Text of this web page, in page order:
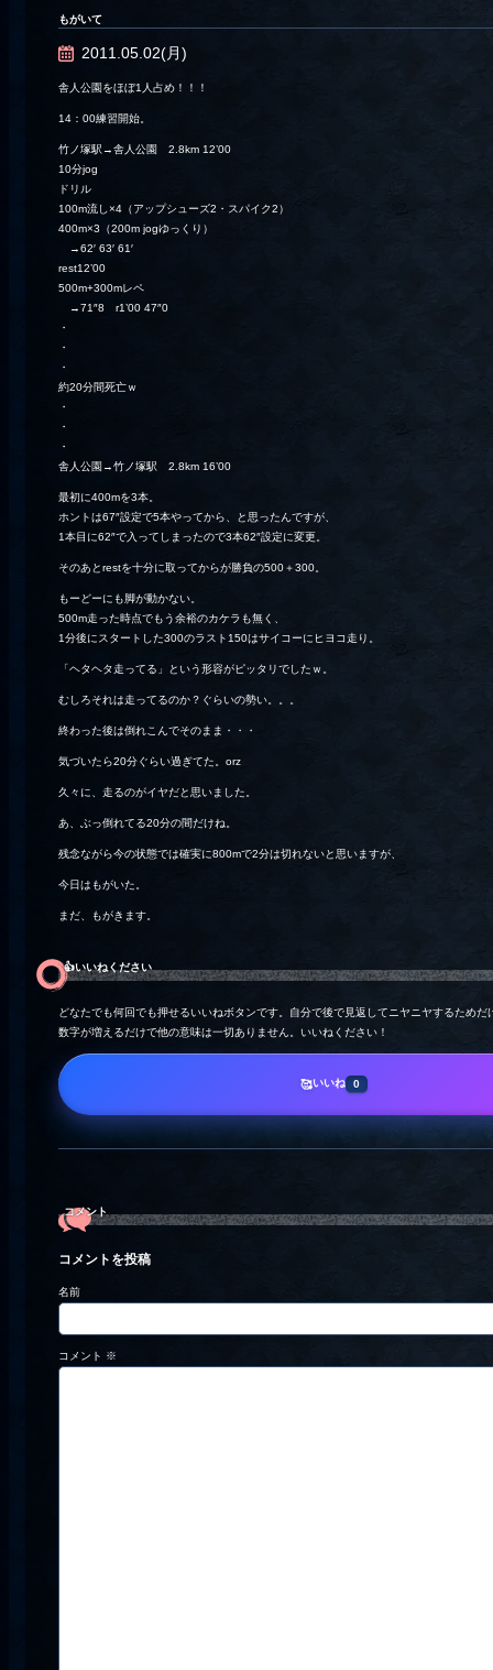
もがいて
2011.05.02(月)
舎人公園をほぼ1人占め！！！
14：00練習開始。
竹ノ塚駅→舎人公園 2.8km 12’00
10分jog
ドリル
100m流し×4（アップシューズ2・スパイク2）
400m×3（200m jogゆっくり）
→62′ 63′ 61′
rest12’00
500m+300mレペ
→71″8 r1’00 47″0
・
・
・
約20分間死亡ｗ
・
・
・
舎人公園→竹ノ塚駅 2.8km 16’00
最初に400mを3本。
ホントは67″設定で5本やってから、と思ったんですが、
1本目に62″で入ってしまったので3本62″設定に変更。
そのあとrestを十分に取ってからが勝負の500＋300。
もーどーにも脚が動かない。
500m走った時点でもう余裕のカケラも無く、
1分後にスタートした300のラスト150はサイコーにヒヨコ走り。
「ヘタヘタ走ってる」という形容がピッタリでしたｗ。
むしろそれは走ってるのか？ぐらいの勢い。。。
終わった後は倒れこんでそのまま・・・
気づいたら20分ぐらい過ぎてた。orz
久々に、走るのがイヤだと思いました。
あ、ぶっ倒れてる20分の間だけね。
残念ながら今の状態では確実に800mで2分は切れないと思いますが、
今日はもがいた。
まだ、もがきます。
👍️いいねください
どなたでも何回でも押せるいいねボタンです。自分で後で見返してニヤニヤするため
数字が増えるだけで他の意味は一切ありません。いいねください！
🥰いいね 0
コメント
コメントを投稿
名前
コメント ※